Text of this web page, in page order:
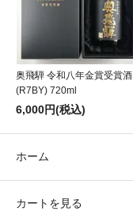
奥飛騨 令和八年金賞受賞酒
(R7BY) 720ml
6,000円(税込)
ホーム
カートを見る